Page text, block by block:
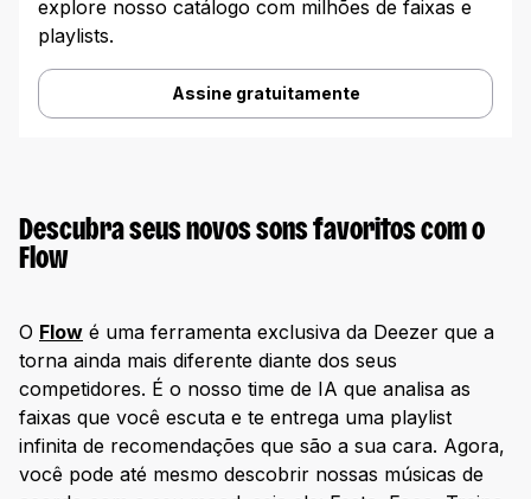
explore nosso catálogo com milhões de faixas e
playlists.
Assine gratuitamente
Descubra seus novos sons favoritos com o
Flow
O Flow é uma ferramenta exclusiva da Deezer que a
torna ainda mais diferente diante dos seus
competidores. É o nosso time de IA que analisa as
faixas que você escuta e te entrega uma playlist
infinita de recomendações que são a sua cara. Agora,
você pode até mesmo descobrir nossas músicas de